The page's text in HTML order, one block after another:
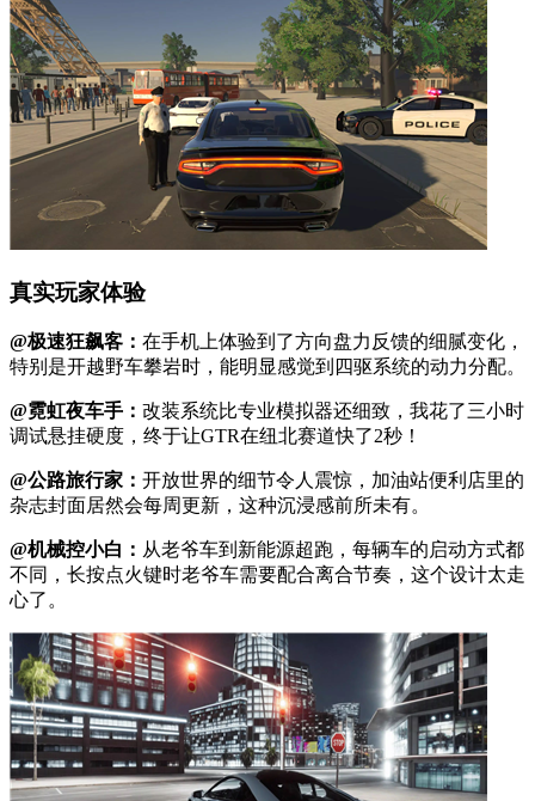
真实玩家体验
@极速狂飙客： 在手机上体验到了方向盘力反馈的细腻变化，
特别是开越野车攀岩时，能明显感觉到四驱系统的动力分配。
@霓虹夜车手： 改装系统比专业模拟器还细致，我花了三小时
调试悬挂硬度，终于让GTR在纽北赛道快了2秒！
@公路旅行家： 开放世界的细节令人震惊，加油站便利店里的
杂志封面居然会每周更新，这种沉浸感前所未有。
@机械控小白： 从老爷车到新能源超跑，每辆车的启动方式都
不同，长按点火键时老爷车需要配合离合节奏，这个设计太走
心了。